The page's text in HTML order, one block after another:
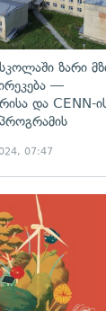
ზარი
—
და CENN-
07:47